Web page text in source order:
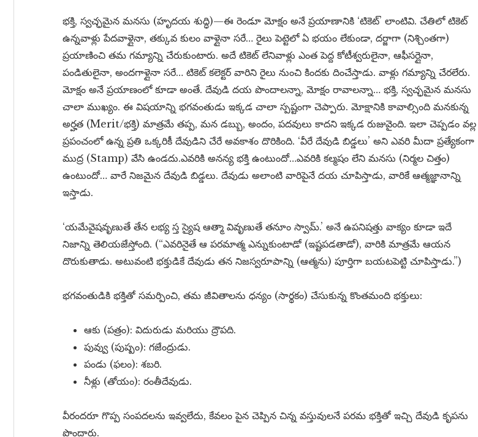
భక్తి, స్వచ్ఛమైన మనసు (హృదయ శుద్ధి)—ఈ రెండూ మోక్షం అనే ప్రయాణానికి ‘టికెట్’ లాంటివి. చేతిలో టికెట్
ఉన్నవాళ్లు పేదవాళ్లైనా, తక్కువ కులం వాళ్లైనా సరే… రైలు పెట్టెలో ఏ భయం లేకుండా, దర్జాగా (నిశ్చింతగా)
ప్రయాణించి తమ గమ్యాన్ని చేరుకుంటారు. అదే టికెట్ లేనివాళ్లు ఎంత పెద్ద కోటీశ్వరులైనా, ఆఫీసర్లైనా,
పండితులైనా, అందగాళ్లైనా సరే… టికెట్ కలెక్టర్ వారిని రైలు నుంచి కిందకు దించేస్తాడు. వాళ్లు గమ్యాన్ని చేరలేరు.
మోక్షం అనే ప్రయాణంలో కూడా అంతే. దేవుడి దయ పొందాలన్నా, మోక్షం రావాలన్నా… భక్తి, స్వచ్ఛమైన మనసు
చాలా ముఖ్యం. ఈ విషయాన్ని భగవంతుడు ఇక్కడ చాలా స్పష్టంగా చెప్పారు. మోక్షానికి కావాల్సింది మనకున్న
అర్హత (Merit/భక్తి) మాత్రమే తప్ప, మన డబ్బు, అందం, పదవులు కాదని ఇక్కడ రుజువైంది. ఇలా చెప్పడం వల్ల
ప్రపంచంలో ఉన్న ప్రతి ఒక్కరికీ దేవుడిని చేరే అవకాశం దొరికింది. ‘వీరే దేవుడి బిడ్డలు’ అని ఎవరి మీదా ప్రత్యేకంగా
ముద్ర (Stamp) వేసి ఉండదు.ఎవరికి అనన్య భక్తి ఉంటుందో…ఎవరికి కల్మషం లేని మనసు (నిర్మల చిత్తం)
ఉంటుందో… వారే నిజమైన దేవుడి బిడ్డలు. దేవుడు అలాంటి వారిపైనే దయ చూపిస్తాడు, వారికే ఆత్మజ్ఞానాన్ని
ఇస్తాడు.
‘యమేవైషవృణుతే తేన లభ్య స్త స్యైష ఆత్మా వివృణుతే తనూం స్వామ్.’ అనే ఉపనిషత్తు వాక్యం కూడా ఇదే
నిజాన్ని తెలియజేస్తోంది. (“ఎవరినైతే ఆ పరమాత్మ ఎన్నుకుంటాడో (ఇష్టపడతాడో), వారికి మాత్రమే ఆయన
దొరుకుతాడు. అటువంటి భక్తుడికే దేవుడు తన నిజస్వరూపాన్ని (ఆత్మను) పూర్తిగా బయటపెట్టి చూపిస్తాడు.”)
భగవంతుడికి భక్తితో సమర్పించి, తమ జీవితాలను ధన్యం (సార్థకం) చేసుకున్న కొంతమంది భక్తులు:
ఆకు (పత్రం): విదురుడు మరియు ద్రౌపది.
పువ్వు (పుష్పం): గజేంద్రుడు.
పండు (ఫలం): శబరి.
నీళ్లు (తోయం): రంతీదేవుడు.
వీరందరూ గొప్ప సంపదలను ఇవ్వలేదు, కేవలం పైన చెప్పిన చిన్న వస్తువులనే పరమ భక్తితో ఇచ్చి దేవుడి కృపను
పొందారు.